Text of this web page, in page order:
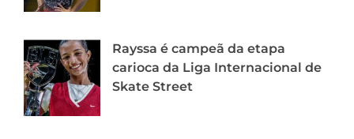
Rayssa é campeã da etapa
carioca da Liga Internacional de
Skate Street